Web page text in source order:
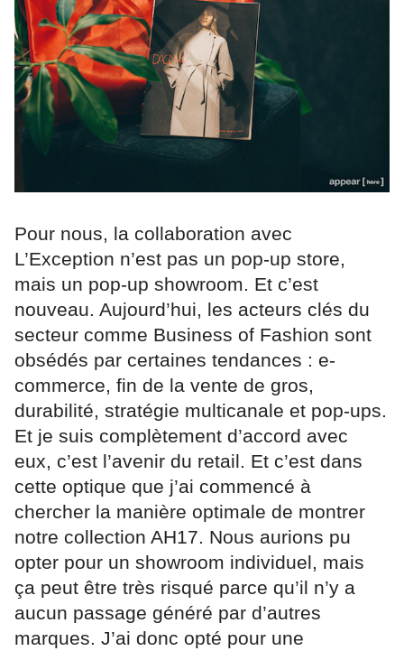
Pour nous, la collaboration avec
L’Exception n’est pas un pop-up store,
mais un pop-up showroom. Et c’est
nouveau. Aujourd’hui, les acteurs clés du
secteur comme Business of Fashion sont
obsédés par certaines tendances : e-
commerce, fin de la vente de gros,
durabilité, stratégie multicanale et pop-ups.
Et je suis complètement d’accord avec
eux, c’est l’avenir du retail. Et c’est dans
cette optique que j’ai commencé à
chercher la manière optimale de montrer
notre collection AH17. Nous aurions pu
opter pour un showroom individuel, mais
ça peut être très risqué parce qu’il n’y a
aucun passage généré par d’autres
marques. J’ai donc opté pour une